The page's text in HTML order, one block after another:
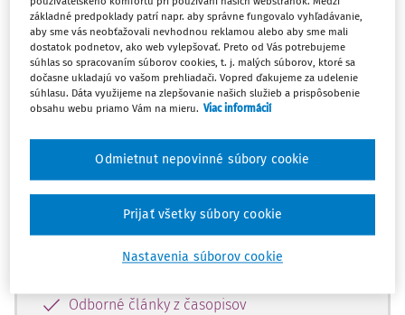
začiatok...
Celý odborný obsah z tejto oblasti je
dostupný predplatiteľom portálu.
Odomknite si prístup k odbornému
obsahu a získajte prístup na 10 dní
zdarma, stačí sa len zaregistrovať.
Vďaka registrácii získate prístup aj k
vybranému obsahu:
Odborné články z časopisov
základné predpoklady patrí napr. aby správne fungovalo vyhľadávanie,
aby sme vás neobťažovali nevhodnou reklamou alebo aby sme mali
dostatok podnetov, ako web vylepšovať. Preto od Vás potrebujeme
súhlas so spracovaním súborov cookies, t. j. malých súborov, ktoré sa
dočasne ukladajú vo vašom prehliadači. Vopred ďakujeme za udelenie
súhlasu. Dáta využijeme na zlepšovanie našich služieb a prispôsobenie
obsahu webu priamo Vám na mieru. Viac informácií
Nastavenia súborov cookie
Odmietnut nepovinné súbory cookie
Prijať všetky súbory cookie